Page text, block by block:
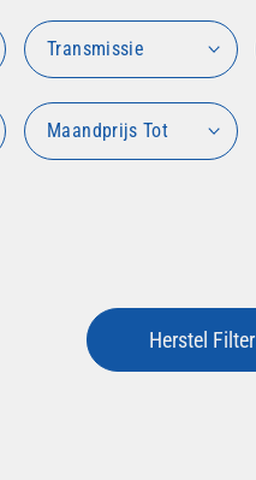
Transmissie
Maandprijs Tot
Herstel Filter